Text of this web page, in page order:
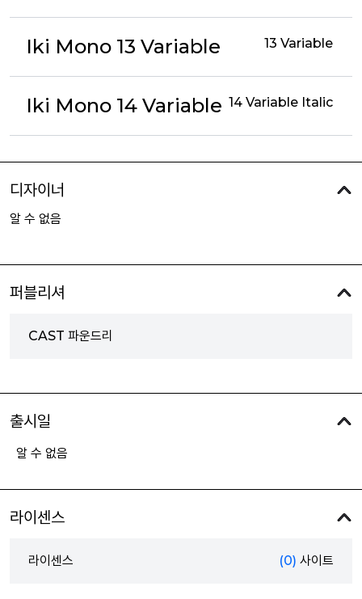
Iki Mono 13 Variable 13 Variable
Iki Mono 14 Variable 14 Variable Italic
디자이너
알 수 없음
퍼블리셔
CAST 파운드리
출시일
알 수 없음
라이센스
라이센스 (0) 사이트